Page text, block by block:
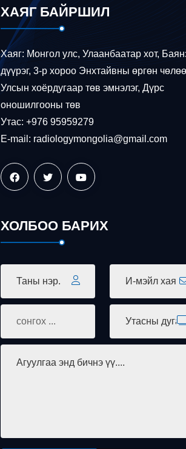
ХАЯГ БАЙРШИЛ
Хаяг: Монгол улс, Улаанбаатар хот,
дүүрэг, 3-р хороо Энхтайвны өргөн
Улсын хоёрдугаар төв эмнэлэг, Дүрс
оношилгооны төв
Утас: +976 95959279
E-mail: radiologymongolia@gmail.com
ХОЛБОО БАРИХ